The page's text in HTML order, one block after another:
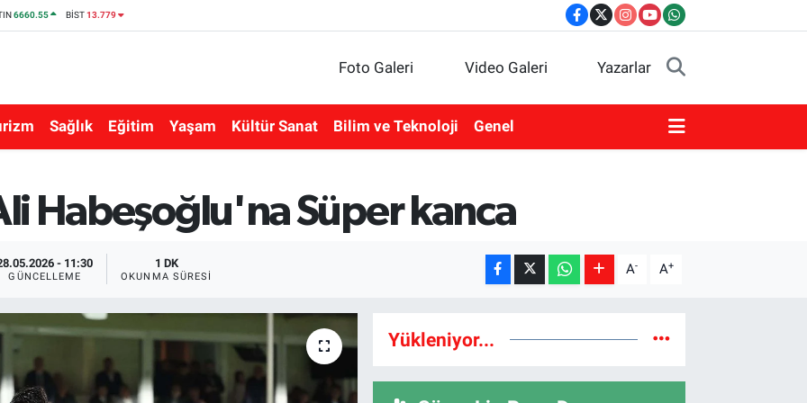
6660.55 BİST13.779
Foto Galeri Video Galeri Yazarlar
Sağlık Eğitim Yaşam Kültür Sanat Bilim ve Teknoloji Genel
Habeşoğlu'na Süper kanca
- 11:30
GÜNCELLEME
1 DK
OKUNMA SÜRESI A- A+
Yükleniyor...